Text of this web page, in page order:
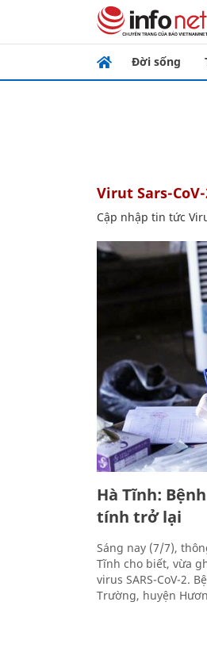
Đời sống
Virut Sars-
Cập nhập tin tức
Hà Tĩnh:
tính trở lại
Sáng nay (7/7),
Tĩnh cho biết, vừa
virus SARS-CoV-2.
Trường, huyện